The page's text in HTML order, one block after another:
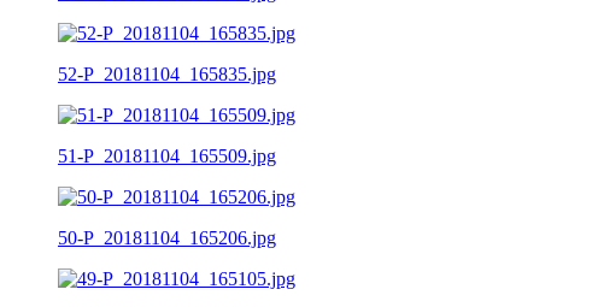
52-P_20181104_165835.jpg
51-P_20181104_165509.jpg
50-P_20181104_165206.jpg